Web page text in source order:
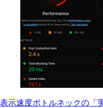
表示速度ボトルネックの「